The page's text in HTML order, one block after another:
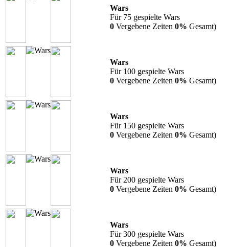
Wars
Für 75 gespielte Wars
0 Vergebene Zeiten 0% Gesamt)
Wars
Für 100 gespielte Wars
0 Vergebene Zeiten 0% Gesamt)
Wars
Für 150 gespielte Wars
0 Vergebene Zeiten 0% Gesamt)
Wars
Für 200 gespielte Wars
0 Vergebene Zeiten 0% Gesamt)
Wars
Für 300 gespielte Wars
0 Vergebene Zeiten 0% Gesamt)